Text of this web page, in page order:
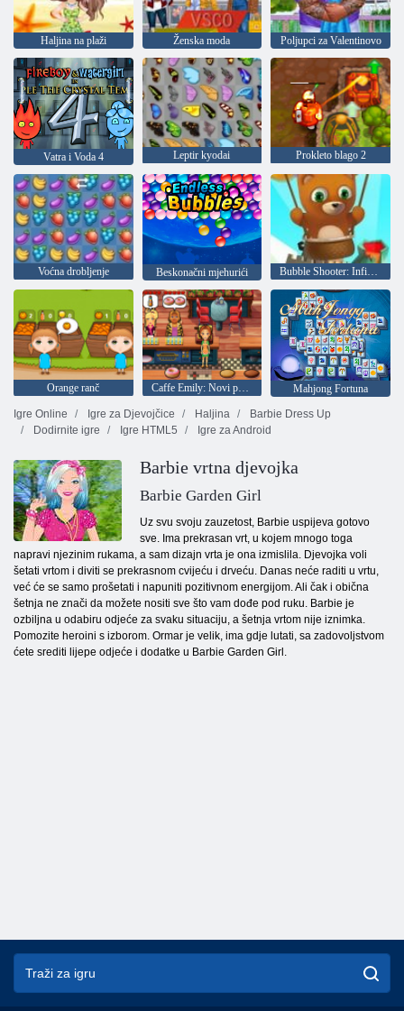
Haljina na plaži Ženska moda Poljupci za Valentinovo
Vatra i Voda 4 Leptir kyodai Prokleto blago 2
Voćna drobljenje Beskonačni mjehurići Bubble Shooter: Infinity
Orange ranč Caffe Emily: Novi početak
Mahjong Fortuna
Igre Online
Igre za Djevojčice Haljina
Barbie Dress Up
Dodirnite igre
Igre HTML5 Igre za Android
Barbie vrtna djevojka
Barbie Garden Girl
Uz svu svoju zauzetost, Barbie uspijeva gotovo
sve. Ima prekrasan vrt, u kojem mnogo toga
napravi njezinim rukama, a sam dizajn vrta je ona izmislila. Djevojka voli
šetati vrtom i diviti se prekrasnom cvijeću i drveću. Danas neće raditi u vrtu,
već će se samo prošetati i napuniti pozitivnom energijom. Ali čak i obična
šetnja ne znači da možete nositi sve što vam dođe pod ruku. Barbie je
ozbiljna u odabiru odjeće za svaku situaciju, a šetnja vrtom nije iznimka.
Pomozite heroini s izborom. Ormar je velik, ima gdje lutati, sa zadovoljstvom
ćete srediti lijepe odjeće i dodatke u Barbie Garden Girl.